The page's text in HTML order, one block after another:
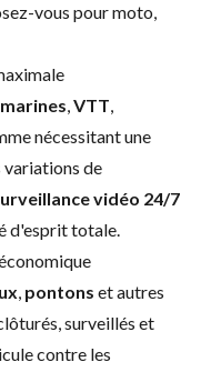
vous pour moto,
,VTT,
nécessitant une
de
vidéo 24/7
d'esprit totale.
, pontons et autres
surveillés et
contre les